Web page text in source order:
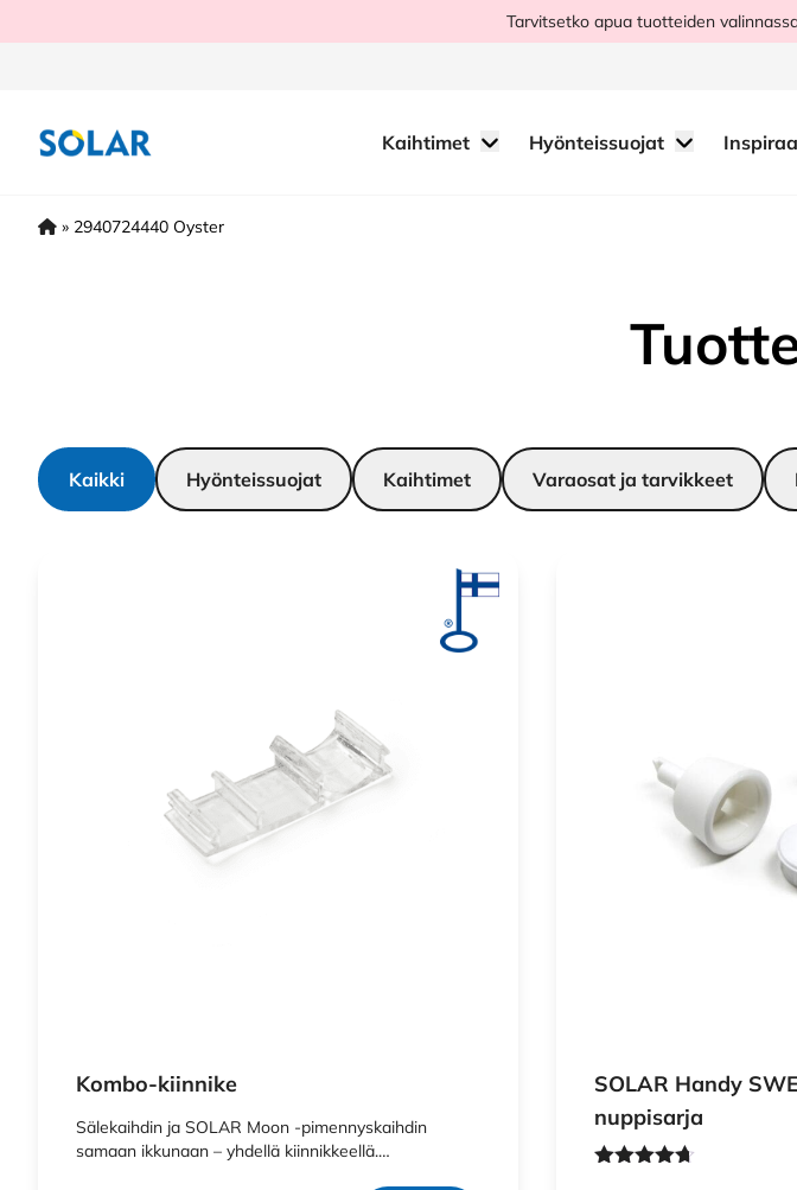
sisältöön
Tarvitsetko apua tuotteiden
Kaihtimet Hyönteissuojat
» 2940724440 Oyster
Kaikki Hyönteissuojat Kaihtimet Varaosat ja tarvikkeet
Kombo-kiinnike
Sälekaihdin ja SOLAR Moon -pimennyskaihdin
samaan ikkunaan – yhdellä kiinnikkeellä.…
SOLAR Handy
nuppisarja